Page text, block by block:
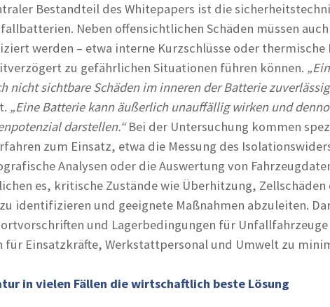
Bestandteil des Whitepapers ist die
Neben offensichtlichen Schäden müssen
werden – etwa interne Kurzschlüsse oder
zu gefährlichen Situationen führen können.
nicht sichtbare Schäden im inneren der Batterie
„Eine Batterie kann äußerlich unauffällig wirken und
darstellen.“Bei der Untersuchung kommen
zum Einsatz, etwa die Messung des
Analysen oder die Auswertung von
es, kritische Zustände wie Überhitzung,
identifizieren und geeignete Maßnahmen abzuleiten.
und Lagerbedingungen für
für Einsatzkräfte, Werkstattpersonal und Umwelt zu
in vielen Fällen die wirtschaftlich beste Lösung